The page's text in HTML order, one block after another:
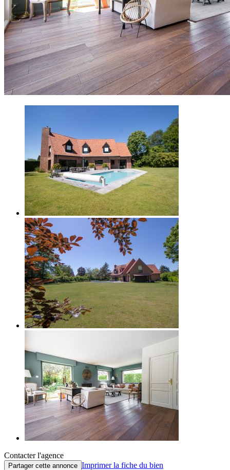
Contacter l'agence
Partager cette annonce Imprimer la fiche du bien